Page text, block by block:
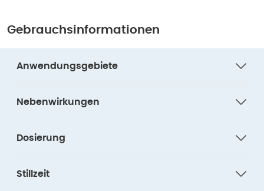
Gebrauchsinformationen
Anwendungsgebiete
Nebenwirkungen
Dosierung
Stillzeit